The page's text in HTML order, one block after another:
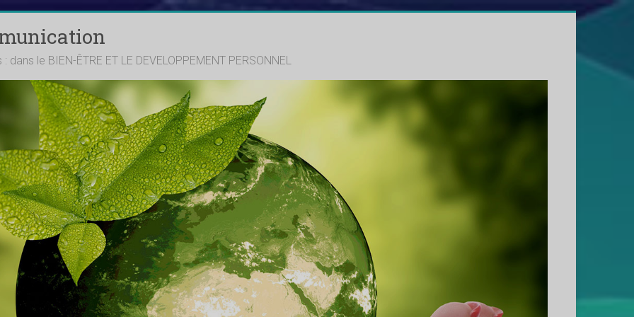
le BIEN-ÊTRE ET LE DEVELOPPEMENT PERSONNEL